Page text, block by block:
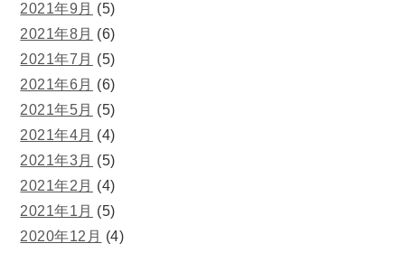
2021年9月 (5)
2021年8月 (6)
2021年7月 (5)
2021年6月 (6)
2021年5月 (5)
2021年4月 (4)
2021年3月 (5)
2021年2月 (4)
2021年1月 (5)
2020年12月 (4)